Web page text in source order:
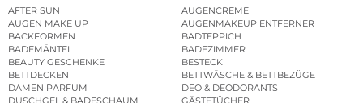
AFTER SUN
AUGENCREME
AUGEN MAKE UP
AUGENMAKEUP ENTFERNER
BACKFORMEN
BADTEPPICH
BADEMÄNTEL
BADEZIMMER
BEAUTY GESCHENKE
BESTECK
BETTDECKEN
BETTWÄSCHE & BETTBEZÜGE
DAMEN PARFUM
DEO & DEODORANTS